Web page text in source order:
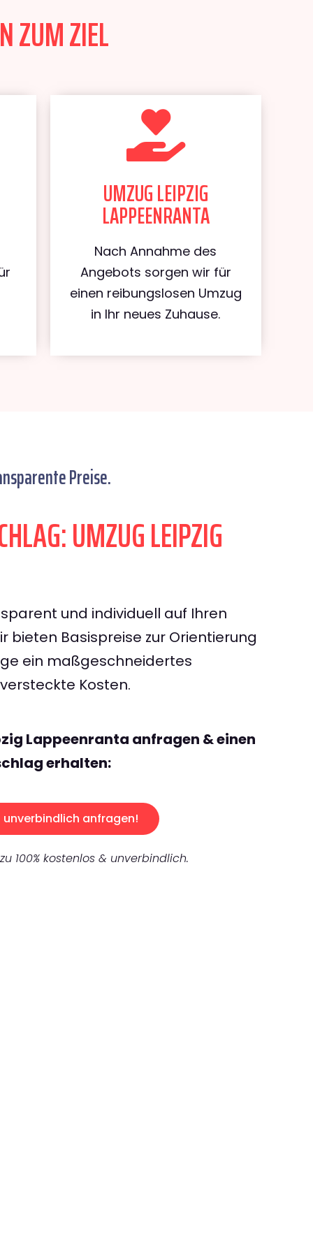
ZUM ZIEL
UMZUG LEIPZIG
LAPPEENRANTA
Nach Annahme des
Angebots sorgen wir für
einen reibungslosen Umzug
in Ihr neues Zuhause.
Preise.
UMZUG LEIPZIG
und individuell auf Ihren
bieten Basispreise zur Orientierung
ein maßgeschneidertes
Kosten.
Lappeenranta anfragen & einen
erhalten:
unverbindlich anfragen!
100% kostenlos & unverbindlich.